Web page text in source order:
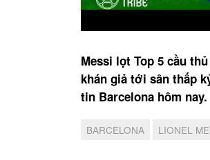
Messi lọt Top 5 cầu
khán giả tới sân thấp
tin Barcelona hôm nay.
BARCELONA LIONEL